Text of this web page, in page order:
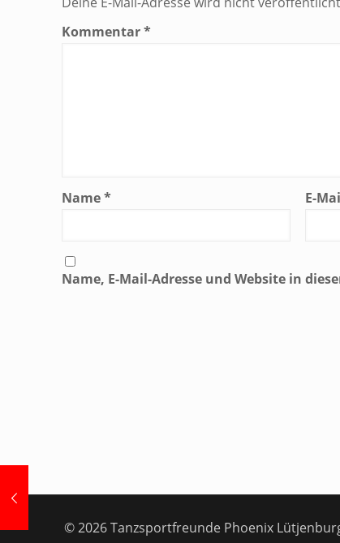
Kommentar*
Name* E-
Name, E-Mail-Adresse und Website in
© 2026 Tanzsportfreunde Phoenix